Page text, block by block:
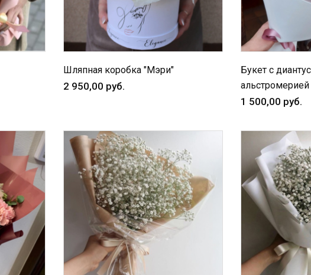
Шляпная коробка "Мэри"
2 950,00 руб.
Букет с
альстромерией
1 500,00 руб.